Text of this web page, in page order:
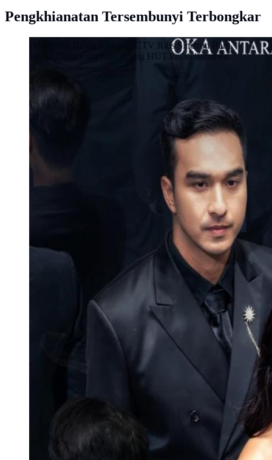
Pengkhianatan Tersembunyi Terbongkar
Dibintangi Dinda Kirana, SCTV Rilis Sinetron Baru
Wajah Cinta yang Lain Jelang HUT ke-36 istimewa